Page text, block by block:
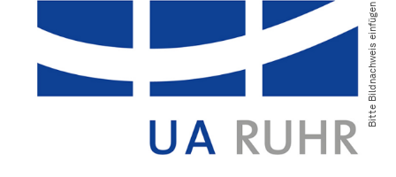
Bitte Bildnachweis einfügen